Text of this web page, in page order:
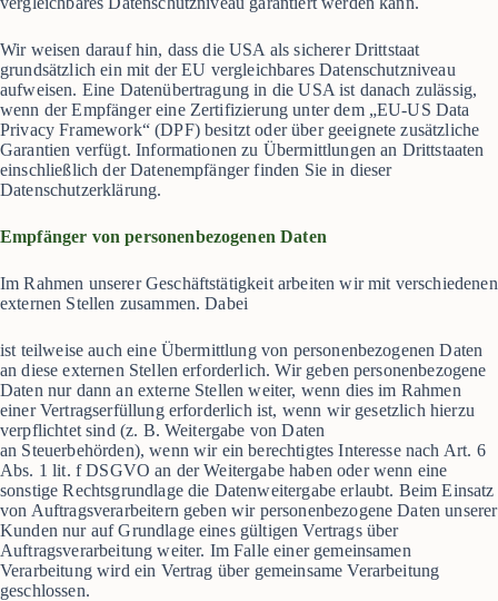
Wir weisen darauf hin, dass die USA als sicherer Drittstaat
grundsätzlich ein mit der EU vergleichbares Datenschutzniveau
aufweisen. Eine Datenübertragung in die USA ist danach zulässig,
wenn der Empfänger eine Zertifizierung unter dem „EU-US Data
Privacy Framework“ (DPF) besitzt oder über geeignete zusätzliche
Garantien verfügt. Informationen zu Übermittlungen an Drittstaaten
einschließlich der Datenempfänger finden Sie in dieser
Datenschutzerklärung.
Empfänger von personenbezogenen Daten
Im Rahmen unserer Geschäftstätigkeit arbeiten wir mit verschiedenen
externen Stellen zusammen. Dabei
ist teilweise auch eine Übermittlung von personenbezogenen Daten
an diese externen Stellen erforderlich. Wir geben personenbezogene
Daten nur dann an externe Stellen weiter, wenn dies im Rahmen
einer Vertragserfüllung erforderlich ist, wenn wir gesetzlich hierzu
verpflichtet sind (z. B. Weitergabe von Daten
an Steuerbehörden), wenn wir ein berechtigtes Interesse nach Art. 6
Abs. 1 lit. f DSGVO an der Weitergabe haben oder wenn eine
sonstige Rechtsgrundlage die Datenweitergabe erlaubt. Beim Einsatz
von Auftragsverarbeitern geben wir personenbezogene Daten unserer
Kunden nur auf Grundlage eines gültigen Vertrags über
Auftragsverarbeitung weiter. Im Falle einer gemeinsamen
Verarbeitung wird ein Vertrag über gemeinsame Verarbeitung
geschlossen.